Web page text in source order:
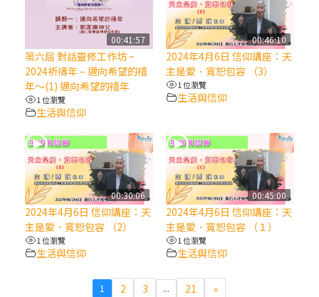
(7)黃敏正主教帶你做【將臨期避靜】—耶穌
降生人間，需要人的「接納」
(6)黃敏正主教帶你做【將臨期避靜】—「馬
(5)黃敏正主教帶你做【將臨期避靜】—「福
傳」：講耶穌的故事
(4)黃敏正主教帶你做【將臨期避靜】—匝凱
「想看」耶穌，耶穌「走近」匝凱
(3)黃敏正主教帶你做【將臨期避靜】—「轉
00:41:57
第六屆 對話靈修工作坊 ~
2024祈禱年 – 邁向希望的禧
年～(1) 邁向希望的禧年
1 位瀏覽
生活與信仰
00:46:10
2024年4月6日 信仰講座：天
主是愛．寬恕包容 （3）
1 位瀏覽
生活與信仰
00:30:06
2024年4月6日 信仰講座：天
主是愛．寬恕包容 （2）
1 位瀏覽
生活與信仰
00:45:00
2024年4月6日 信仰講座：天
主是愛．寬恕包容 （１）
1 位瀏覽
生活與信仰
1 2 3 ... 21 »